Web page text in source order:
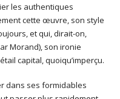
les authentiques
cette œuvre, son style
et qui, dirait-on,
Morand), son ironie
capital, quoiqu’imperçu.
dans ses formidables